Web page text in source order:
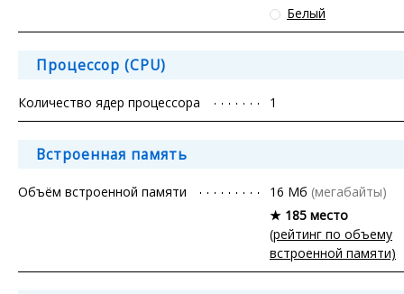
Белый
Процессор (CPU)
Количество ядер процессора 1
Встроенная память
Объём встроенной памяти 16 Мб (мегабайты)
★ 185 место
(рейтинг по объему
встроенной памяти)